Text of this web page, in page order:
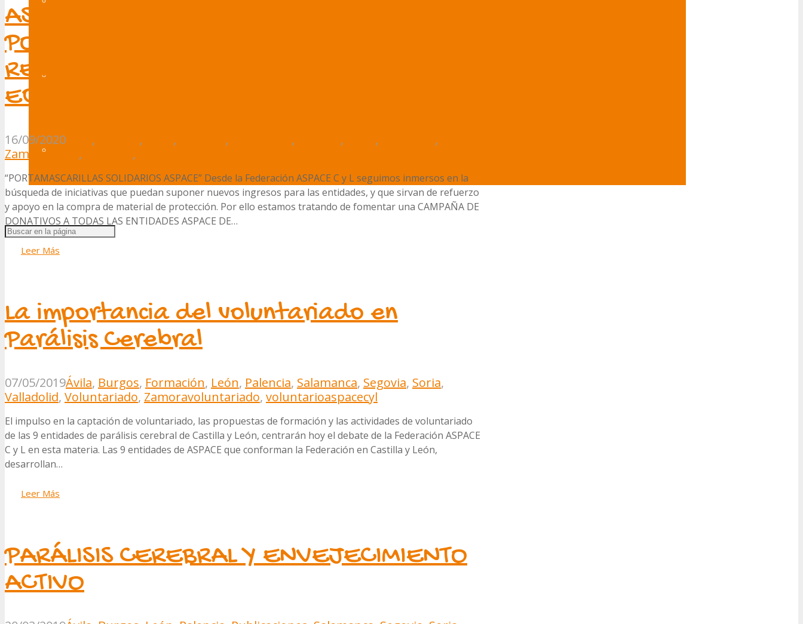
Trabaja con nosotros
ASPACE CyL PONE A LA VENTA UN
PORTAMASCARILLAS SOLIDARIO PARA
RECAUDAR FONDOS PARA LA COMPRA DE
EQUIPOS DE PROTECCIÓN
16/09/2020 , , , , , , ,
,
Zamora
, ,
“PORTAMASCARILLAS SOLIDARIOS ASPACE” Desde la Federación ASPACE C y L seguimos inmersos en la
búsqueda de iniciativas que puedan suponer nuevos ingresos para las entidades, y que sirvan de refuerzo
y apoyo en la compra de material de protección. Por ello estamos tratando de fomentar una CAMPAÑA DE
DONATIVOS A TODAS LAS ENTIDADES ASPACE DE…
Leer Más
La importancia del voluntariado en
Parálisis Cerebral
07/05/2019Ávila, Burgos, Formación, León, Palencia, Salamanca, Segovia, Soria,
Valladolid, Voluntariado, Zamoravoluntariado, voluntarioaspacecyl
El impulso en la captación de voluntariado, las propuestas de formación y las actividades de voluntariado
de las 9 entidades de parálisis cerebral de Castilla y León, centrarán hoy el debate de la Federación ASPACE
C y L en esta materia. Las 9 entidades de ASPACE que conforman la Federación en Castilla y León,
desarrollan…
Leer Más
PARÁLISIS CEREBRAL Y ENVEJECIMIENTO
ACTIVO